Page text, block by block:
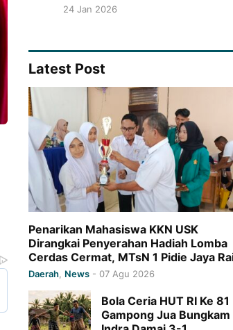
24 Jan 2026
Latest Post
Penarikan Mahasiswa KKN USK
Dirangkai Penyerahan Hadiah Lomba
Cerdas Cermat, MTsN 1 Pidie Jaya
Juara I
Daerah News - 07 Agu 2026
Bola Ceria HUT RI Ke 81
Gampong Jua Bungkam